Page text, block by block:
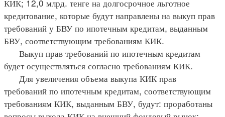
КИК; 12,0 млрд. тенге на долгосрочное льготное
кредитование, которые будут направлены на выкуп прав
требований у БВУ по ипотечным кредитам, выданным
БВУ, соответствующим требованиям КИК.
Выкуп прав требований по ипотечным кредитам
будет осуществляться согласно требованиям КИК.
Для увеличения объема выкупа КИК прав
требований по ипотечным кредитам, соответствующим
требованиям КИК, выданным БВУ, будут: проработаны